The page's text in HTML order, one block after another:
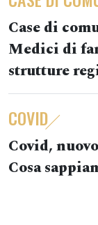
Case di
Medici di
strutture
COVID
Covid,
Cosa